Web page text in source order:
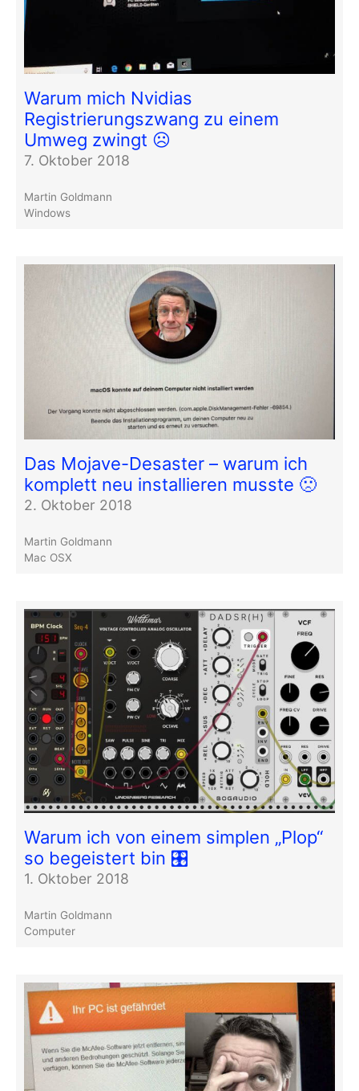
Warum mich Nvidias
Registrierungszwang zu einem
Umweg zwingt ☹️
7. Oktober 2018
Martin Goldmann
Windows
Das Mojave-Desaster – warum ich
komplett neu installieren musste 🙁
2. Oktober 2018
Martin Goldmann
Mac OSX
Warum ich von einem simplen „Plop“
so begeistert bin 🎛
1. Oktober 2018
Martin Goldmann
Computer